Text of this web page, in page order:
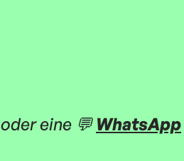
oder eine 💬 WhatsApp